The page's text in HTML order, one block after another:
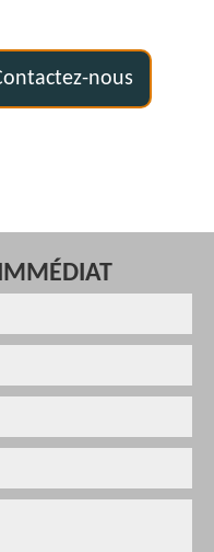
nous